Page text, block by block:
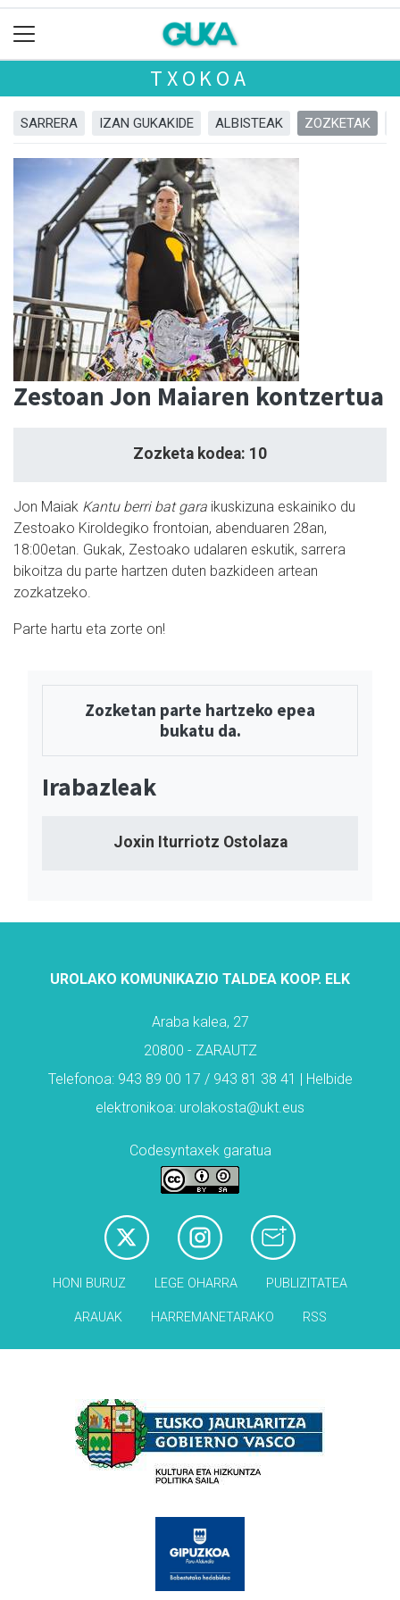
TXOKOA
SARRERA IZAN GUKAKIDE ALBISTEAK ZOZKETAK
Zestoan Jon Maiaren kontzertua
Zozketa kodea: 10
Jon Maiak Kantu berri bat gara ikuskizuna eskainiko du
Zestoako Kiroldegiko frontoian, abenduaren 28an,
18:00etan. Gukak, Zestoako udalaren eskutik, sarrera
bikoitza du parte hartzen duten bazkideen artean
zozkatzeko.
Parte hartu eta zorte on!
Zozketan parte hartzeko epea
bukatu da.
Irabazleak
Joxin Iturriotz Ostolaza
UROLAKO KOMUNIKAZIO TALDEA KOOP. ELK
Araba kalea, 27
20800 - ZARAUTZ
Telefonoa: 943 89 00 17 / 943 81 38 41 | Helbide
elektronikoa: urolakosta@ukt.eus
Codesyntaxek garatua
HONI BURUZ LEGE OHARRA PUBLIZITATEA
ARAUAK HARREMANETARAKO RSS